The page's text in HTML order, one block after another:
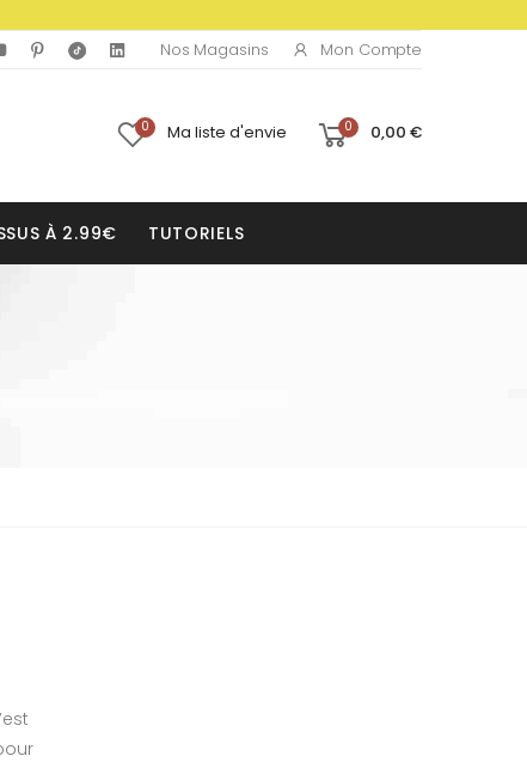
Nos Magasins Mon Compte
0 Ma liste d'envie 0 0,00 €
À 2.99€ TUTORIELS